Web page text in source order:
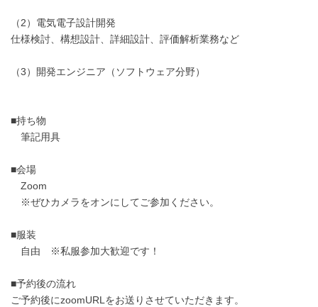
（2）電気電子設計開発
仕様検討、構想設計、詳細設計、評価解析業務など
（3）開発エンジニア（ソフトウェア分野）
■持ち物
筆記用具
■会場
Zoom
※ぜひカメラをオンにしてご参加ください。
■服装
自由 ※私服参加大歓迎です！
■予約後の流れ
ご予約後にzoomURLをお送りさせていただきます。